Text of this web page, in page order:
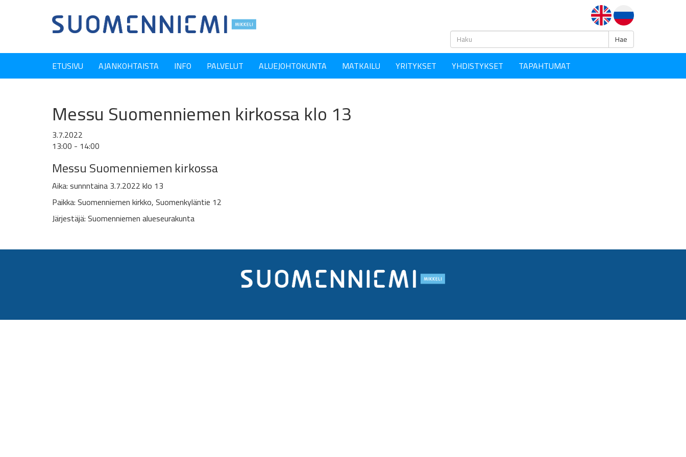
Haku
Hae
ETUSIVU AJANKOHTAISTA INFO PALVELUT ALUEJOHTOKUNTA MATKAILU YRITYKSET YHDISTYKSET TAPAHTUMAT
Messu Suomenniemen kirkossa klo 13
3.7.2022
13:00 - 14:00
Messu Suomenniemen kirkossa
Aika: sunnntaina 3.7.2022klo 13
Paikka: Suomenniemen kirkko,Suomenkyläntie 12
Järjestäjä: Suomenniemen alueseurakunta